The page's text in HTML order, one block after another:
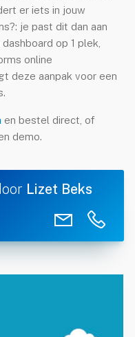
er iets in jouw
je past dit dan aan
op 1 plek,
online
deze aanpak voor een
en bestel direct, of
demo.
Lizet Beks